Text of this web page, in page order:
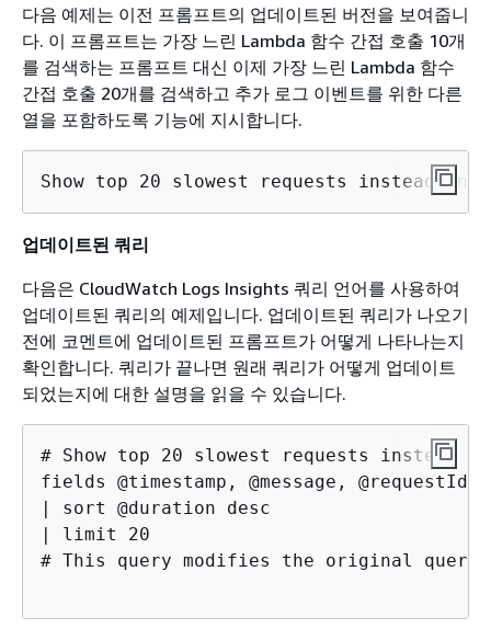
다음 예제는 이전 프롬프트의 업데이트된 버전을 보여줍니
다. 이 프롬프트는 가장 느린 Lambda 함수 간접 호출 10개
를 검색하는 프롬프트 대신 이제 가장 느린 Lambda 함수
간접 호출 20개를 검색하고 추가 로그 이벤트를 위한 다른
열을 포함하도록 기능에 지시합니다.
Show top 20 slowest requests instead
업데이트된 쿼리
다음은 CloudWatch Logs Insights 쿼리 언어를 사용하여
업데이트된 쿼리의 예제입니다. 업데이트된 쿼리가 나오기
전에 코멘트에 업데이트된 프롬프트가 어떻게 나타나는지
확인합니다. 쿼리가 끝나면 원래 쿼리가 어떻게 업데이트
되었는지에 대한 설명을 읽을 수 있습니다.
# Show top 20 slowest requests instead
fields @timestamp, @message,
| sort @duration desc
| limit 20
# This query modifies the original